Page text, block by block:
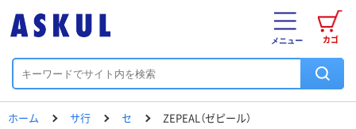
カゴ
メニュー
ホーム サ行 セ ZEPEAL（ゼピール）